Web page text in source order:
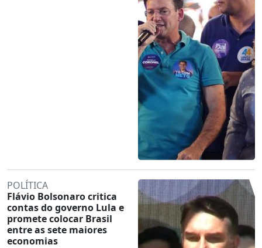
POLÍTICA
Flávio Bolsonaro critica
contas do governo Lula e
promete colocar Brasil
entre as sete maiores
economias